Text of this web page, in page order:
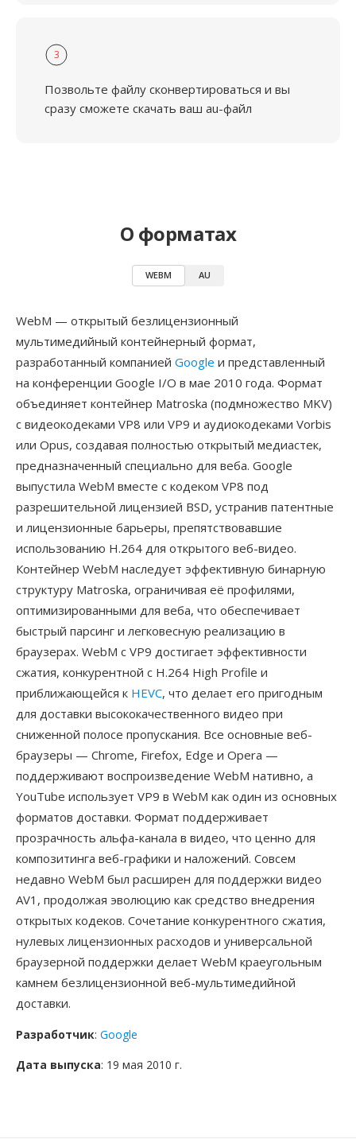
3
Позвольте файлу сконвертироваться и вы
сразу сможете скачать ваш au-файл
О форматах
WEBM AU
WebM — открытый безлицензионный
мультимедийный контейнерный формат,
разработанный компанией Google и представленный
на конференции Google I/O в мае 2010 года. Формат
объединяет контейнер Matroska (подмножество MKV)
с видеокодеками VP8 или VP9 и аудиокодеками Vorbis
или Opus, создавая полностью открытый медиастек,
предназначенный специально для веба. Google
выпустила WebM вместе с кодеком VP8 под
разрешительной лицензией BSD, устранив патентные
и лицензионные барьеры, препятствовавшие
использованию H.264 для открытого веб-видео.
Контейнер WebM наследует эффективную бинарную
структуру Matroska, ограничивая её профилями,
оптимизированными для веба, что обеспечивает
быстрый парсинг и легковесную реализацию в
браузерах. WebM с VP9 достигает эффективности
сжатия, конкурентной с H.264 High Profile и
приближающейся к HEVC, что делает его пригодным
для доставки высококачественного видео при
сниженной полосе пропускания. Все основные веб-
браузеры — Chrome, Firefox, Edge и Opera —
поддерживают воспроизведение WebM нативно, а
YouTube использует VP9 в WebM как один из основных
форматов доставки. Формат поддерживает
прозрачность альфа-канала в видео, что ценно для
композитинга веб-графики и наложений. Совсем
недавно WebM был расширен для поддержки видео
AV1, продолжая эволюцию как средство внедрения
открытых кодеков. Сочетание конкурентного сжатия,
нулевых лицензионных расходов и универсальной
браузерной поддержки делает WebM краеугольным
камнем безлицензионной веб-мультимедийной
доставки.
Разработчик: Google
Дата выпуска: 19 мая 2010 г.